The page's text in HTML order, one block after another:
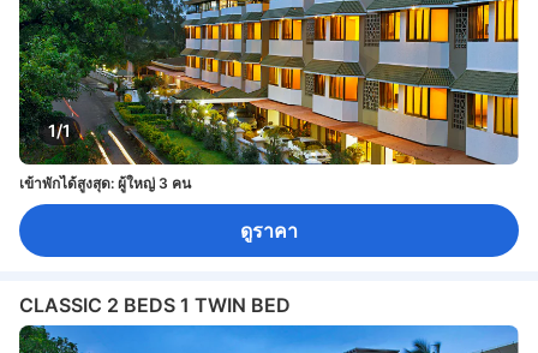
1/1
เข้าพักได้สูงสุด: ผู้ใหญ่ 3 คน
ดูราคา
CLASSIC 2 BEDS 1 TWIN BED